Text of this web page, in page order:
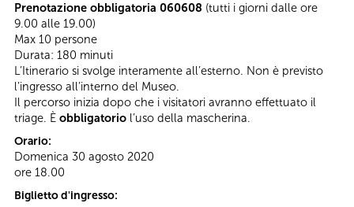
Prenotazione obbligatoria 060608 (tutti i giorni dalle ore
9.00 alle 19.00)
Max 10 persone
Durata: 180 minuti
L’Itinerario si svolge interamente all’esterno. Non è previsto
l’ingresso all’interno del Museo.
Il percorso inizia dopo che i visitatori avranno effettuato il
triage. È obbligatorio l’uso della mascherina.
Orario:
Domenica 30 agosto 2020
ore 18.00
Biglietto d'ingresso: